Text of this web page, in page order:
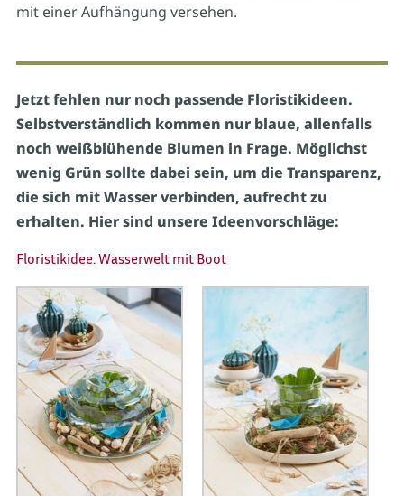
mit einer Aufhängung versehen.
Jetzt fehlen nur noch passende Floristikideen.
Selbstverständlich kommen nur blaue, allenfalls
noch weißblühende Blumen in Frage. Möglichst
wenig Grün sollte dabei sein, um die Transparenz,
die sich mit Wasser verbinden, aufrecht zu
erhalten. Hier sind unsere Ideenvorschläge:
Floristikidee: Wasserwelt mit Boot